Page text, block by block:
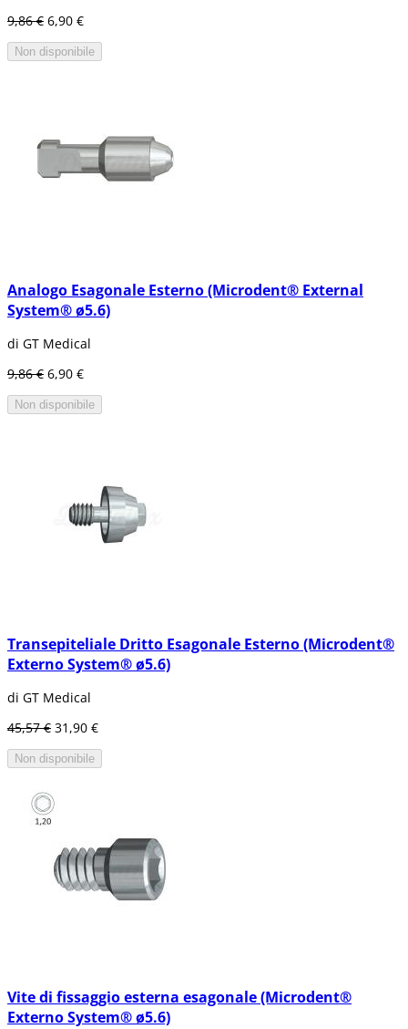
9,86 € 6,90 €
Non disponibile
Analogo Esagonale Esterno (Microdent® External
System® ø5.6)
di GT Medical
9,86 € 6,90 €
Non disponibile
Transepiteliale Dritto Esagonale Esterno (Microdent®
Externo System® ø5.6)
di GT Medical
45,57 € 31,90 €
Non disponibile
Vite di fissaggio esterna esagonale (Microdent®
Externo System® ø5.6)